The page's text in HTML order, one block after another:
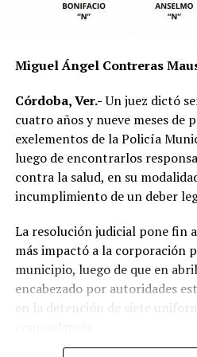
responsabilidad por parte de
Las autoridades exhortaron a
motociclistas a conducir con
límites de velocidad y aumentar
seguridad entre vehículos,
temporada de lluvias, cuando
incrementa en las carreteras de
La circulación en la zona se
minutos mientras se realizaban
levantamiento de indicios por
Posteriormente, el tránsito fue
normal.
Miguel Ángel Contreras
Córdoba, Ver.-Un juez dictó
cuatro años y nueve meses de
exelementos de la Policía
luego de encontrarlos
contra la salud, en su
incumplimiento de un deber
La resolución judicial pone fin
más impactó a la corporación
municipio, luego de que en
encabezado por autoridades
en la detención de siete